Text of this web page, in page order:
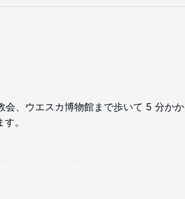
会、ウエスカ博物館まで歩いて 5 分かか
。